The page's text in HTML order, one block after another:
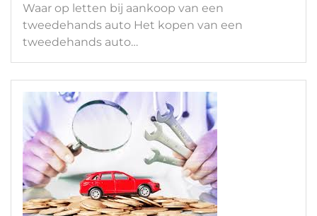
Waar op letten bij aankoop van een
tweedehands auto Het kopen van een
tweedehands auto…